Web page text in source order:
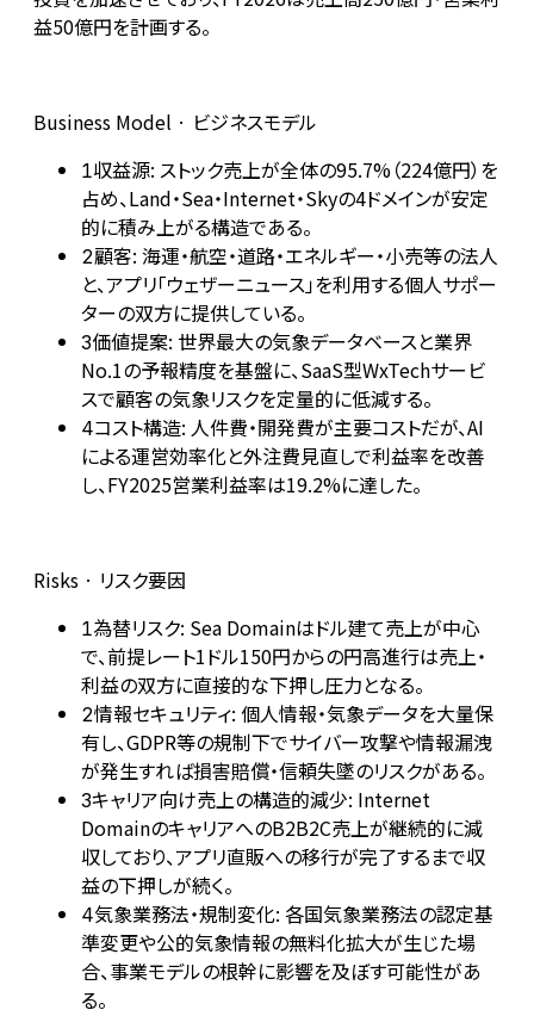
益50億円を計画する。
Business Model · ビジネスモデル
1収益源: ストック売上が全体の95.7%（224億円）を
占め、Land・Sea・Internet・Skyの4ドメインが安定
的に積み上がる構造である。
2顧客: 海運・航空・道路・エネルギー・小売等の法人
と、アプリ「ウェザーニュース」を利用する個人サポー
ターの双方に提供している。
3価値提案: 世界最大の気象データベースと業界
No.1の予報精度を基盤に、SaaS型WxTechサービ
スで顧客の気象リスクを定量的に低減する。
4コスト構造: 人件費・開発費が主要コストだが、AI
による運営効率化と外注費見直しで利益率を改善
し、FY2025営業利益率は19.2%に達した。
Risks · リスク要因
1為替リスク: Sea Domainはドル建て売上が中心
で、前提レート1ドル150円からの円高進行は売上・
利益の双方に直接的な下押し圧力となる。
2情報セキュリティ: 個人情報・気象データを大量保
有し、GDPR等の規制下でサイバー攻撃や情報漏洩
が発生すれば損害賠償・信頼失墜のリスクがある。
3キャリア向け売上の構造的減少: Internet
DomainのキャリアへのB2B2C売上が継続的に減
収しており、アプリ直販への移行が完了するまで収
益の下押しが続く。
4気象業務法・規制変化: 各国気象業務法の認定基
準変更や公的気象情報の無料化拡大が生じた場
合、事業モデルの根幹に影響を及ぼす可能性があ
る。